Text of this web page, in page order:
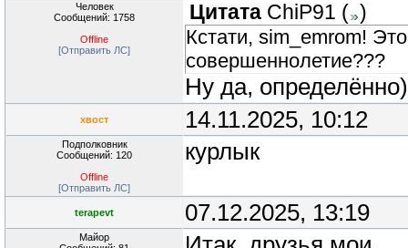
Человек
Сообщений: 1758
Offline
[Отправить ЛС]
Цитата ChiP91 ( )
Кстати, sim_emrom!
совершеннолетие???
Ну да,
хвост 14.11.2025, 10:12
Подполковник
Сообщений: 120
Offline
[Отправить ЛС]
курлык
terapevt 07.12.2025, 13:19
Майор